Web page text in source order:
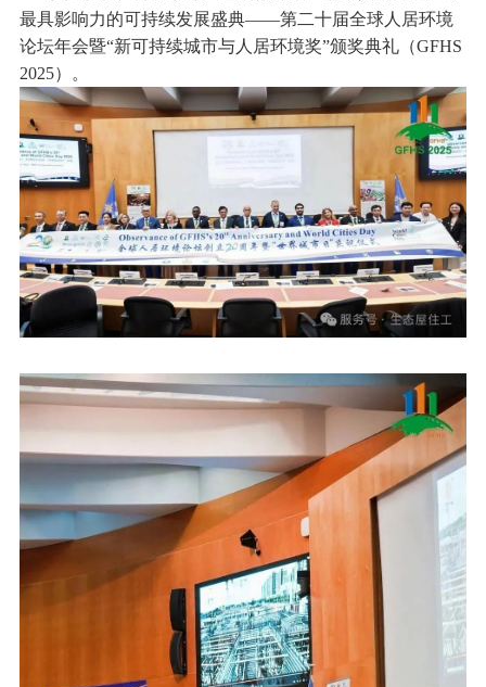
最具影响力的可持续发展盛典——第二十届全球人居环境
论坛年会暨“新可持续城市与人居环境奖”颁奖典礼（GFHS
2025）。